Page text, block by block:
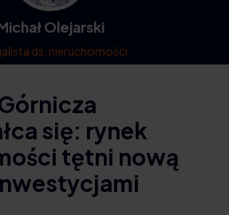
Olejarski
ds. nieruchomości
się: rynek
tętni nową